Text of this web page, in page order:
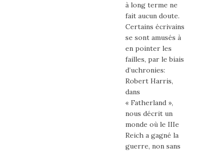
à long terme ne
fait aucun doute.
Certains écrivains
se sont amusés à
en pointer les
failles, par le biais
d’uchronies:
Robert Harris,
dans
« Fatherland »,
nous décrit un
monde où le IIIe
Reich a gagné la
guerre, non sans